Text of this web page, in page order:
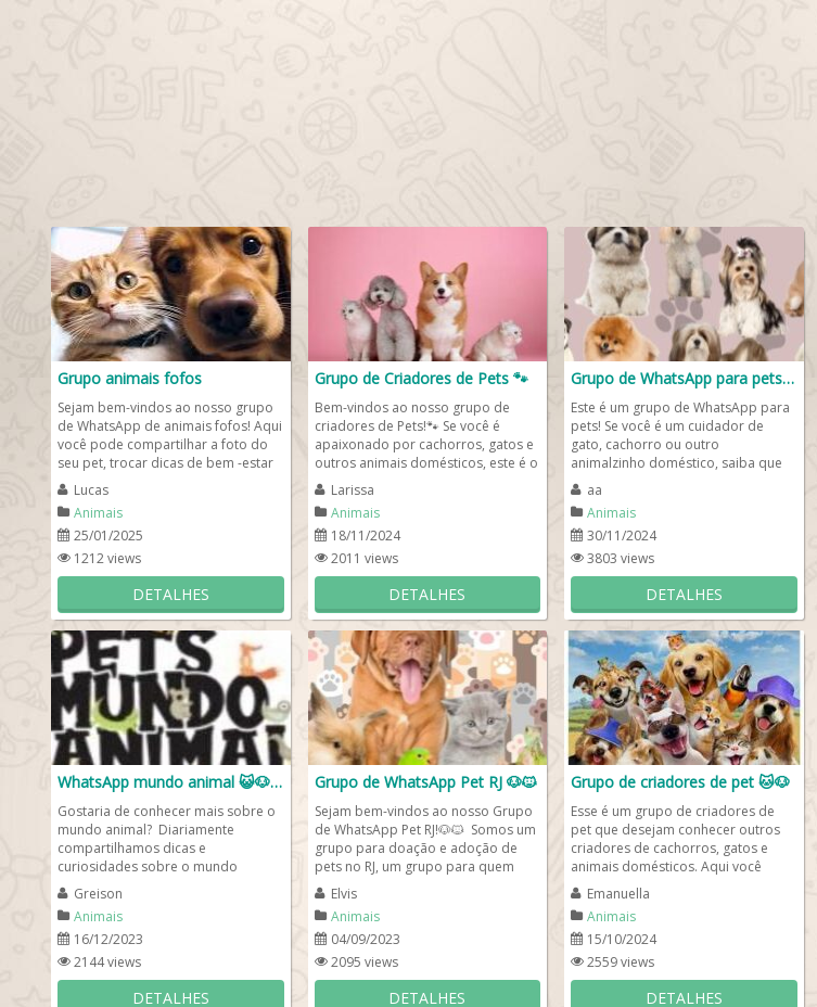
Grupo animais fofos
Sejam bem-vindos ao nosso grupo
de WhatsApp de animais fofos! Aqui
você pode compartilhar a foto do
seu pet, trocar dicas de bem -estar
e saúde, fazer novas...
Lucas
Animais
25/01/2025
1212 views
DETALHES
Grupo de Criadores de Pets 🐾
Bem-vindos ao nosso grupo de
criadores de Pets!🐾 Se você é
apaixonado por cachorros, gatos e
outros animais domésticos, este é o
lugar perfeito para...
Larissa
Animais
18/11/2024
2011 views
DETALHES
Grupo de WhatsApp para pets🐱🐶
Este é um grupo de WhatsApp para
pets! Se você é um cuidador de
gato, cachorro ou outro
animalzinho doméstico, saiba que
este é um grupo de cuidadores de...
aa
Animais
30/11/2024
3803 views
DETALHES
WhatsApp mundo animal 😺🐶🦉🦜
Gostaria de conhecer mais sobre o
mundo animal? Diariamente
compartilhamos dicas e
curiosidades sobre o mundo
animal: o que comem, onde vivem e
como se...
Greison
Animais
16/12/2023
2144 views
DETALHES
Grupo de WhatsApp Pet RJ 🐶🐱
Sejam bem-vindos ao nosso Grupo
de WhatsApp Pet RJ!🐶🐱 Somos um
grupo para doação e adoção de
pets no RJ, um grupo para quem
gosta de cachorros,...
Elvis
Animais
04/09/2023
2095 views
DETALHES
Grupo de criadores de pet 🐱🐶
Esse é um grupo de criadores de
pet que desejam conhecer outros
criadores de cachorros, gatos e
animais domésticos. Aqui você
receberá diariamente dicas...
Emanuella
Animais
15/10/2024
2559 views
DETALHES